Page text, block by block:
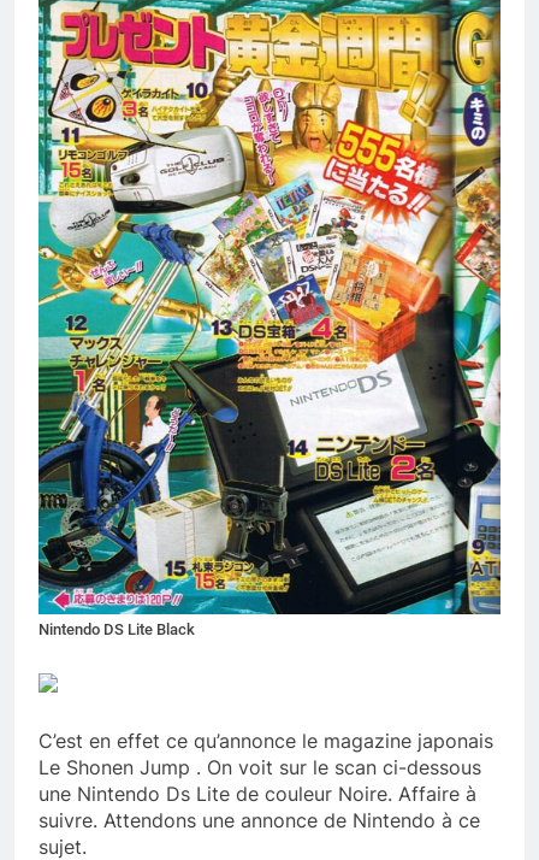
Nintendo DS Lite Black
C’est en effet ce qu’annonce le magazine japonais
Le Shonen Jump . On voit sur le scan ci-dessous
une Nintendo Ds Lite de couleur Noire. Affaire à
suivre. Attendons une annonce de Nintendo à ce
sujet.